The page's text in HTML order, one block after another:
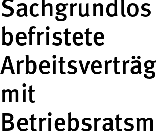
Sachgrundlos
befristete
mit